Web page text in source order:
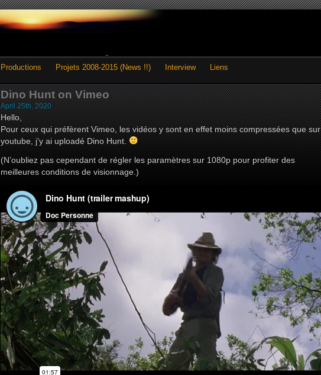
Productions Projets 2008-2015 (News !!) Interview Liens
Dino Hunt on Vimeo
April 25th, 2020
Hello,
Pour ceux qui préfèrent Vimeo, les vidéos y sont en effet moins compressées que sur
youtube, j’y ai uploadé Dino Hunt.
(N’oubliez pas cependant de régler les paramètres sur 1080p pour profiter des
meilleures conditions de visionnage.)